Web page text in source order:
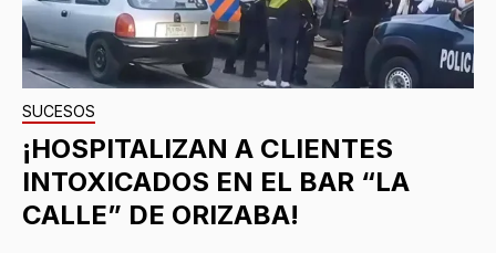
SUCESOS
¡HOSPITALIZAN A CLIENTES
INTOXICADOS EN EL BAR “LA
CALLE” DE ORIZABA!